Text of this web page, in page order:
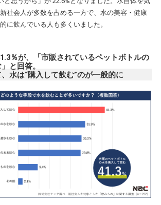
社会人が多数を占める一方で、水の美容・健康
に飲んでいる人も多くいました。
％が、「市販されているペットボトルの
と回答。
水は“購入して飲む”のが一般的に